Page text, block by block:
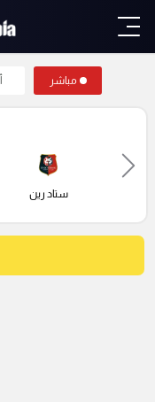
مباشر
ستاد رين